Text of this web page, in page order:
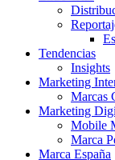
Tendencias
Insights
Marketing
Marcas
Marketing
Mobile
Marca
Marca España